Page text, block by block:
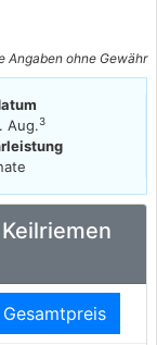
Angaben ohne Gewähr
Aug.3
Gesamtpreis